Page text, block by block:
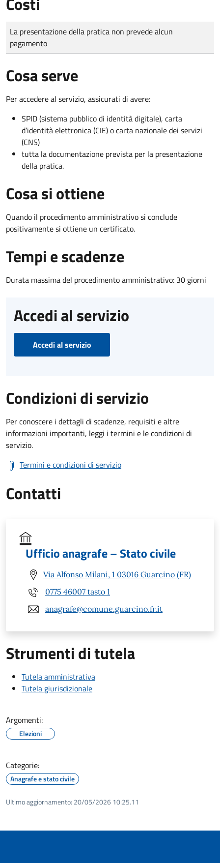
Tipo di pagamento
Importo
La presentazione della pratica non prevede alcun
pagamento
Cosa serve
Per accedere al servizio, assicurati di avere:
SPID (sistema pubblico di identità digitale), carta
d’identità elettronica (CIE) o carta nazionale dei servizi
(CNS)
tutta la documentazione prevista per la presentazione
della pratica.
Cosa si ottiene
Quando il procedimento amministrativo si conclude
positivamente si ottiene un certificato.
Tempi e scadenze
Durata massima del procedimento amministrativo: 30 giorni
Accedi al servizio
Accedi al servizio
Condizioni di servizio
Per conoscere i dettagli di scadenze, requisiti e altre
informazioni importanti, leggi i termini e le condizioni di
servizio.
Termini e condizioni di servizio
Contatti
Ufficio anagrafe – Stato civile
Via Alfonso Milani, 1 03016 Guarcino (FR)
0775 46007 tasto 1
anagrafe@comune.guarcino.fr.it
Strumenti di tutela
Tutela amministrativa
Tutela giurisdizionale
Argomenti:
Elezioni
Categorie:
Anagrafe e stato civile
Ultimo aggiornamento: 20/05/2026 10:25.11